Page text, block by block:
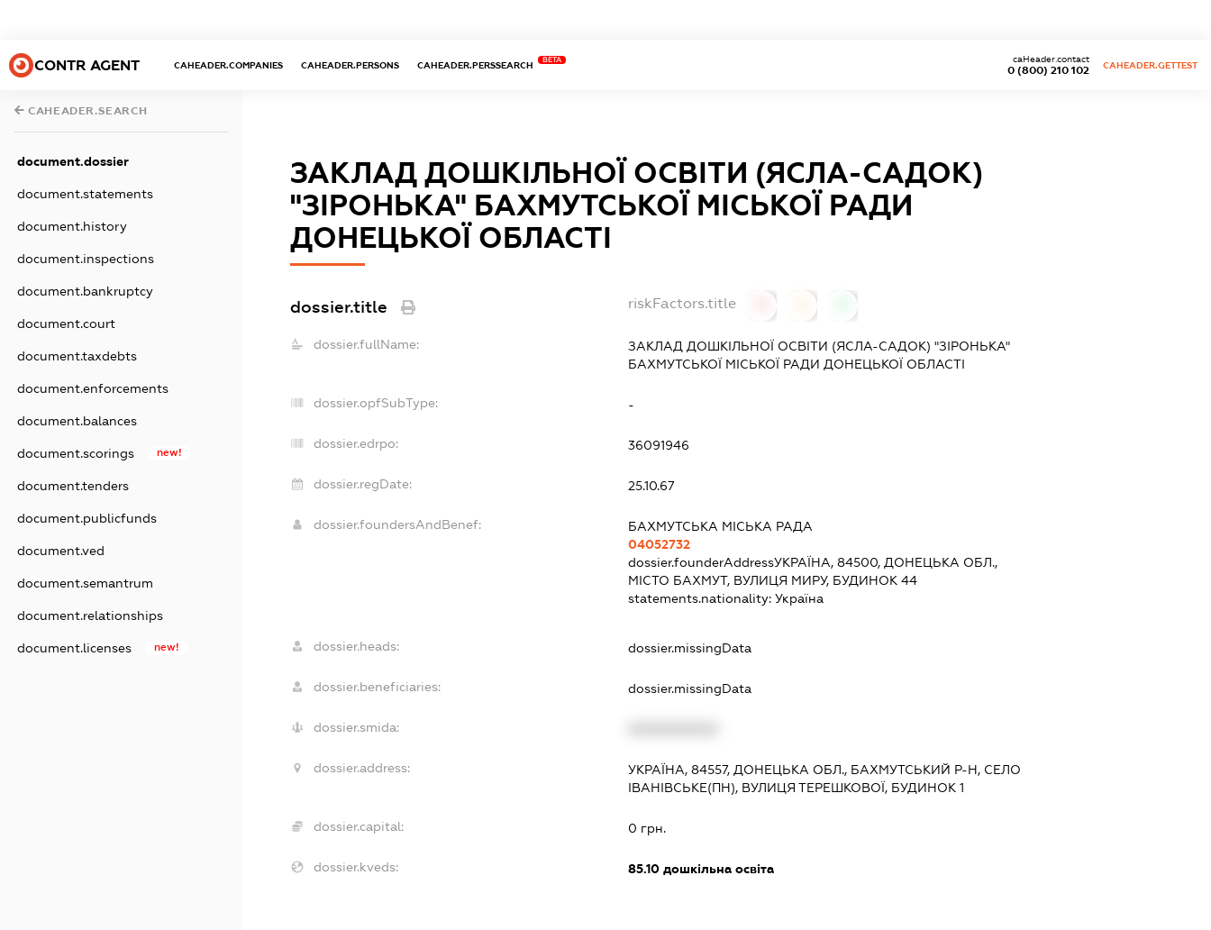
CONTR AGENT CAHEADER.COMPANIES CAHEADER.PERSONS CAHEADER.PERSSEARCH
BETA
0 (800) 210 102
caHeader.contact
CAHEADER.GETTEST
CAHEADER.SEARCH
document.dossier
document.statements
document.history
document.inspections
document.bankruptcy
document.court
document.taxdebts
document.enforcements
document.balances
document.scorings new!
document.tenders
document.publicfunds
document.ved
document.semantrum
document.relationships
document.licenses new!
ЗАКЛАД ДОШКІЛЬНОЇ ОСВІТИ (ЯСЛА-САДОК)
"ЗІРОНЬКА" БАХМУТСЬКОЇ МІСЬКОЇ РАДИ
ДОНЕЦЬКОЇ ОБЛАСТІ
dossier.title riskFactors.title
dossier.fullName:
ЗАКЛАД ДОШКІЛЬНОЇ ОСВІТИ (ЯСЛА-САДОК) "ЗІРОНЬКА"
БАХМУТСЬКОЇ МІСЬКОЇ РАДИ ДОНЕЦЬКОЇ ОБЛАСТІ
dossier.opfSubType: -
dossier.edrpo: 36091946
dossier.regDate: 25.10.67
dossier.foundersAndBenef:
БАХМУТСЬКА МІСЬКА РАДА
04052732
dossier.founderAddressУКРАЇНА, 84500, ДОНЕЦЬКА ОБЛ.,
МІСТО БАХМУТ, ВУЛИЦЯ МИРУ, БУДИНОК 44
statements.nationality:Україна
dossier.heads: dossier.missingData
dossier.beneficiaries: dossier.missingData
dossier.smida:
dossier.address:
УКРАЇНА, 84557, ДОНЕЦЬКА ОБЛ., БАХМУТСЬКИЙ Р-Н, СЕЛО
ІВАНІВСЬКЕ(ПН), ВУЛИЦЯ ТЕРЕШКОВОЇ, БУДИНОК 1
dossier.capital: 0 грн.
dossier.kveds: 85.10 дошкільна освіта